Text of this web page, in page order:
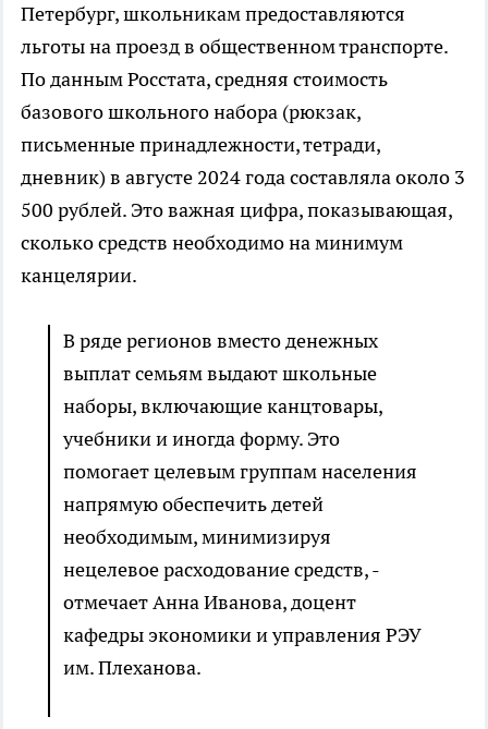
Петербург, школьникам предоставляются
льготы на проезд в общественном транспорте.
По данным Росстата, средняя стоимость
базового школьного набора (рюкзак,
письменные принадлежности, тетради,
дневник) в августе 2024 года составляла около 3
500 рублей. Это важная цифра, показывающая,
сколько средств необходимо на минимум
канцелярии.
В ряде регионов вместо денежных
выплат семьям выдают школьные
наборы, включающие канцтовары,
учебники и иногда форму. Это
помогает целевым группам населения
напрямую обеспечить детей
необходимым, минимизируя
нецелевое расходование средств, -
отмечает Анна Иванова, доцент
кафедры экономики и управления РЭУ
им. Плеханова.